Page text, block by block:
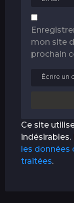
mon site
prochain
Ce site
indésirables.
les données
traitées.